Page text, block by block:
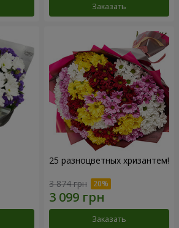
Заказать
25 разноцветных хризантем!
3 874 грн
Заказать